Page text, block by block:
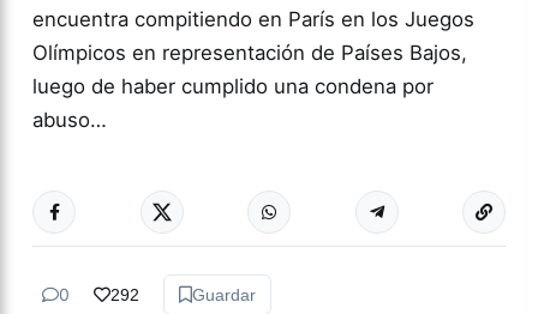
encuentra compitiendo en París en los Juegos
Olímpicos en representación de Países Bajos,
luego de haber cumplido una condena por
abuso…
DEPORTES Más
0 292 Guardar